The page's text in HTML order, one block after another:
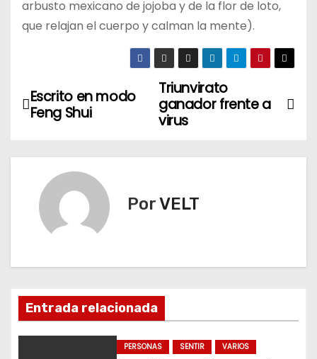
arbusto mexicano de jojoba y de la flor de loto,
que relajan el cuerpo y calman la mente).
N
a
v
c
i
ó
Triunvirato
ganador frente a
virus
Escrito en modo
Feng Shui
PorVELT
Entrada relacionada
PERSONAS SENTIR VARIOS